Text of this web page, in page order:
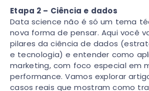
Etapa 2 – Ciência e dados
Data science não é só um tema
nova forma de pensar. Aqui você
pilares da ciência de dados
e tecnologia) e entender como
marketing, com foco especial em
performance. Vamos explorar
casos reais que mostram como